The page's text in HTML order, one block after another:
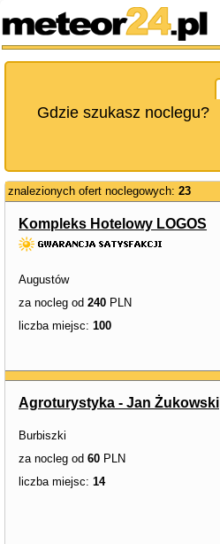
Gdzie szukasz noclegu?
znalezionych ofert noclegowych: 23
Kompleks Hotelowy LOGOS
Augustów
za nocleg od 240 PLN
liczba miejsc: 100
Agroturystyka - Jan Żukowski
Burbiszki
za nocleg od 60 PLN
liczba miejsc: 14